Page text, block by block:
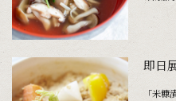
即日
「米